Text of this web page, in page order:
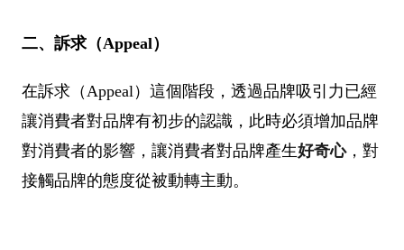
二、訴求（Appeal）
在訴求（Appeal）這個階段，透過品牌吸引力已經
讓消費者對品牌有初步的認識，此時必須增加品牌
對消費者的影響，讓消費者對品牌產生好奇心，對
接觸品牌的態度從被動轉主動。